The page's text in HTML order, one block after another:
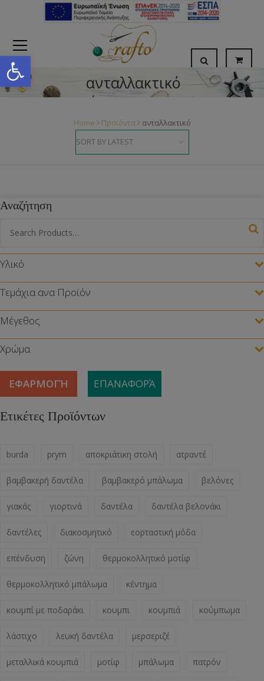
Open toolbar
ανταλλακτικό
Home Προϊόντα ανταλλακτικό
Αναζήτηση
Υλικό
Τεμάχια ανα Προϊόν
Μέγεθος
Χρώμα
ΕΦΑΡΜΟΓΉ ΕΠΑΝΑΦΟΡΆ
Ετικέτες Προϊόντων
burda prym αποκριάτικη στολή ατραντέ
βαμβακερή δαντέλα βαμβακερό μπάλωμα βελόνες
γιακάς γιορτινά δαντέλα δαντέλα βελονάκι
δαντέλες διακοσμητικό εορταστική μόδα
επένδυση ζώνη θερμοκολλητικό μοτίφ
θερμοκολλητικό μπάλωμα κέντημα
κουμπί με ποδαράκι κουμπι κουμπιά κούμπωμα
λάστιχο λευκή δαντέλα μερσεριζέ
μεταλλικά κουμπιά μοτίφ μπάλωμα πατρόν